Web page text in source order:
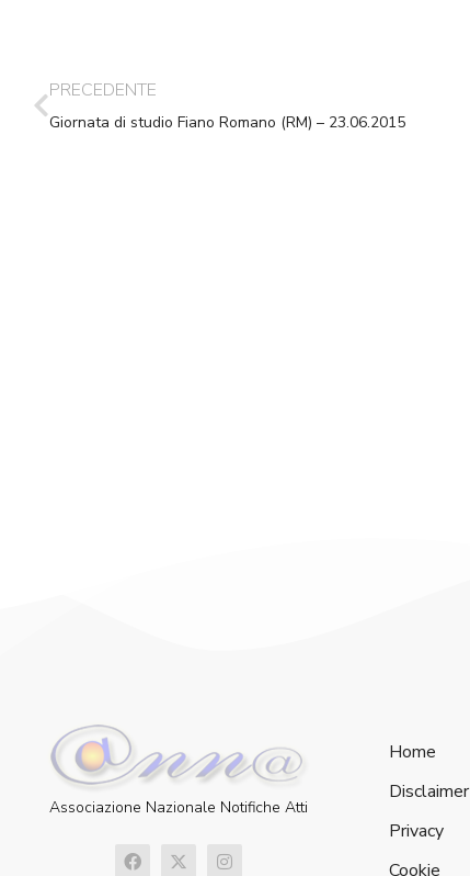
PRECEDENTE
Giornata di studio Fiano Romano (RM) – 23.06.2015
Associazione Nazionale Notifiche Atti
Home
Disclaimer
Privacy
Cookie